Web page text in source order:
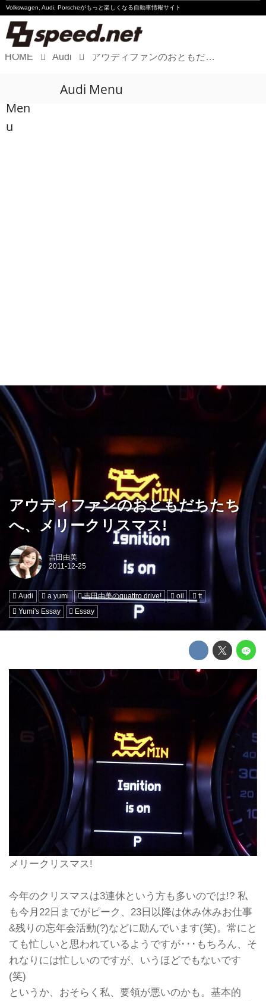
Volkswagen, Audi, Porscheがもっと楽しくなる自動車情報サイト
Audi
HOME Audi アウディファンのおともだちたちへ、メリークリスマス!
Men
u
Audi Menu
アウディファンのおともだちたち
へ、メリークリスマス!
吉田由美
Audi a yumi 吉田由美のquattro drive! oil
tt
Yumi's Essay
Essay
メリークリスマス!
今年のクリスマスは3連休という方も多いのでは!? 私
も今月22日までがピーク、23日以降は休み休みお仕事
&残りの忘年会活動(?)などに励んでいます(笑)。常にと
ても忙しいと思われているようですが･･･もちろん、そ
れなりには忙しいのですが、いうほどでもないです
(笑)
というか、おそらく私、要領が悪いのかも。基本的